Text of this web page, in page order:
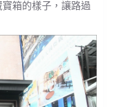
箱的樣子，讓路過